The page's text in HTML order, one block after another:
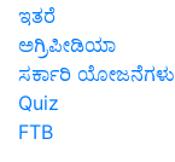
ಇತರೆ
ಅಗ್ರಿಪೀಡಿಯಾ
ಸರ್ಕಾರಿ ಯೋಜನೆಗಳು
Quiz
FTB